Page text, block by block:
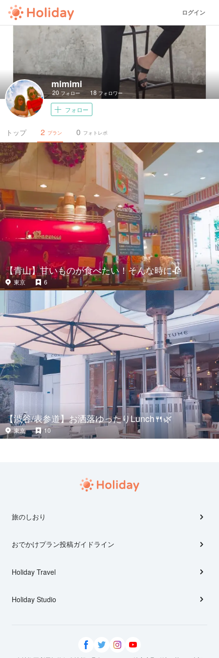
ログイン
mimimi
20 フォロー 18 フォロワー
フォロー
トップ プラン
2 フォトレポ
0
【青山】甘いものが食べたい！そんな時に🥀
東京 6
【渋谷/表参道】お洒落ゆったりLunch🍴🌿
東京 10
旅のしおり
おでかけプラン投稿ガイドライン
Holiday Travel
Holiday Studio